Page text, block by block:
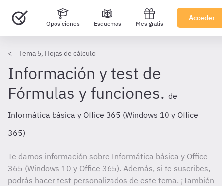
Oposiciones Esquemas Mes gratis
Acceder
Tema 5, Hojas de cálculo
Información y test de
Fórmulas y funciones. de
Informática básica y Office 365 (Windows 10 y Office
365)
Te damos información sobre Informática básica y Office
365 (Windows 10 y Office 365). Además, si te suscribes,
podrás hacer test personalizados de este tema. ¡También